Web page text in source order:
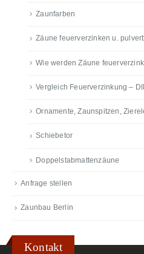
Zaunfarben
Zäune feuerverzinken u.
Wie werden Zäune
Vergleich Feuerverzinkung –
Ornamente, Zaunspitzen,
Schiebetor
Doppelstabmattenzäune
Anfrage stellen
Zaunbau Berlin
Kontakt